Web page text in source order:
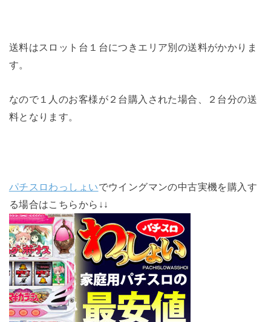
送料はスロット台１台につきエリア別の送料がかかりま
す。
なので１人のお客様が２台購入された場合、２台分の送
料となります。
パチスロわっしょいでウイングマンの中古実機を購入す
る場合はこちらから↓↓